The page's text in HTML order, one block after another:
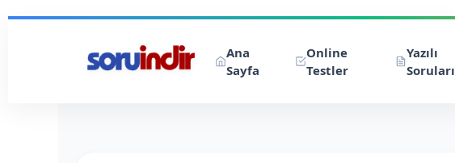
Ana
Sayfa
Online
Testler
Yazılı
Soruları